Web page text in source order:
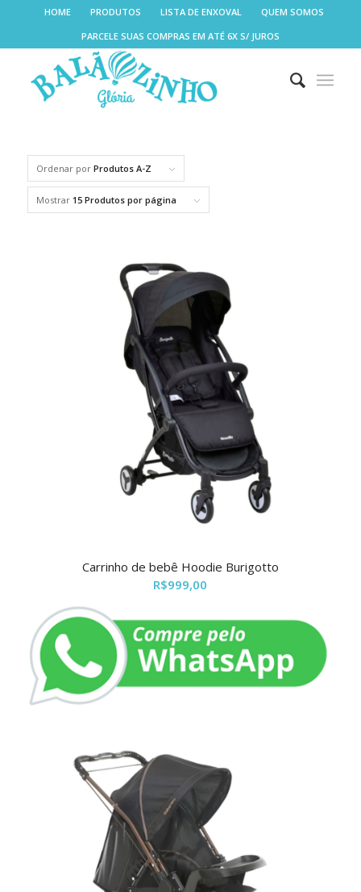
HOME PRODUTOS LISTA DE ENXOVAL
QUEM SOMOS
PARCELE SUAS COMPRAS EM ATÉ 6X S/ JUROS
Ordenar por Produtos A-Z
Mostrar 15 Produtos por página
Carrinho de bebê Hoodie Burigotto
R$999,00